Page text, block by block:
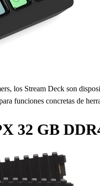
los Stream Deck son
funciones concretas de
32 GB